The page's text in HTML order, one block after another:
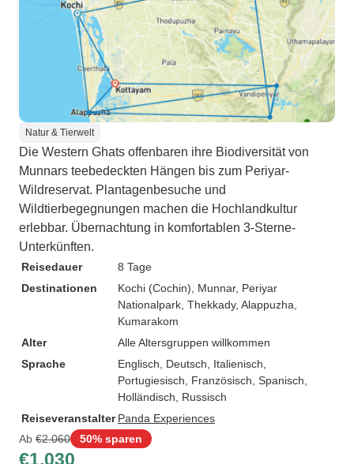
Natur & Tierwelt
Die Western Ghats offenbaren ihre Biodiversität von
Munnars teebedeckten Hängen bis zum Periyar-
Wildreservat. Plantagenbesuche und
Wildtierbegegnungen machen die Hochlandkultur
erlebbar. Übernachtung in komfortablen 3-Sterne-
Unterkünften.
Reisedauer
8 Tage
Destinationen
Kochi (Cochin) , Munnar, Periyar
Nationalpark , Thekkady, Alappuzha
Kumarakom
Alter
Alle Altersgruppen willkommen
Sprache
Englisch, Deutsch, Italienisch,
Portugiesisch, Französisch, Spanisch,
Holländisch, Russisch
Reiseveranstalter Panda Experiences
Ab €2.060 50% sparen
€1.030